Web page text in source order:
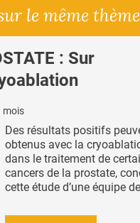
le même thème
: Sur
mois
Des résultats positifs
obtenus avec la
dans le traitement de
cancers de la prostate,
cette étude d’une équipe